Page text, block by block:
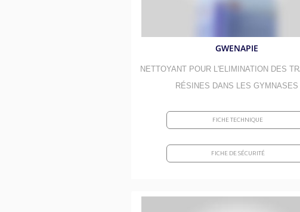
Insecticides -
GWENAPIE
NETTOYANT POUR L'ELIMINATION DES
RÉSINES DANS LES GYMNASES
FICHE TECHNIQUE
FICHE DE SÉCURITÉ